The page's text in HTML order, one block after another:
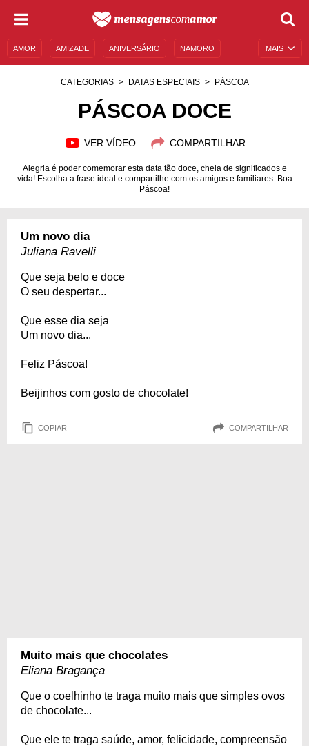
MAIS
AMOR AMIZADE ANIVERSÁRIO NAMORO
CATEGORIAS DATAS ESPECIAIS PÁSCOA
PÁSCOA DOCE
VER VÍDEO COMPARTILHAR
Alegria é poder comemorar esta data tão doce, cheia de significados e
vida! Escolha a frase ideal e compartilhe com os amigos e familiares. Boa
Páscoa!
Um novo dia
Juliana Ravelli
Que seja belo e doce
O seu despertar...
Que esse dia seja
Um novo dia...
Feliz Páscoa!
Beijinhos com gosto de chocolate!
COPIAR COMPARTILHAR
Muito mais que chocolates
Eliana Bragança
Que o coelhinho te traga muito mais que simples ovos
de chocolate...
Que ele te traga saúde, amor, felicidade, compreensão